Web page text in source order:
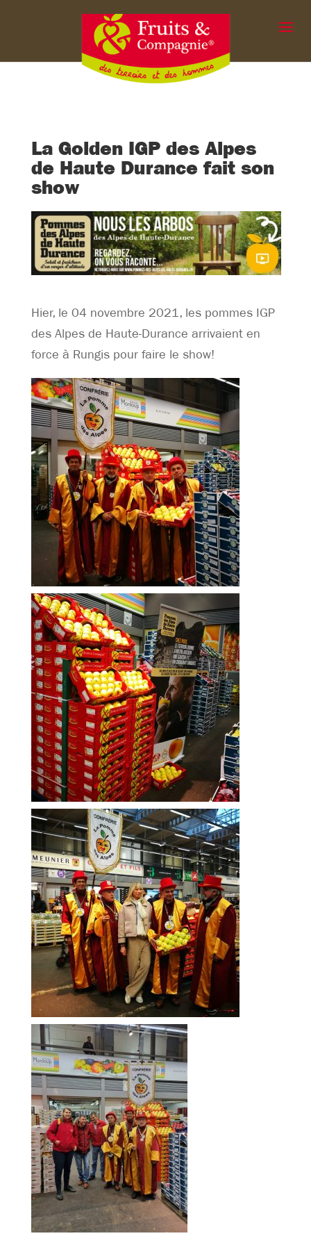
La Golden IGP des Alpes
de Haute Durance fait son
show
Hier, le 04 novembre 2021, les pommes IGP
des Alpes de Haute-Durance arrivaient en
force à Rungis pour faire le show!